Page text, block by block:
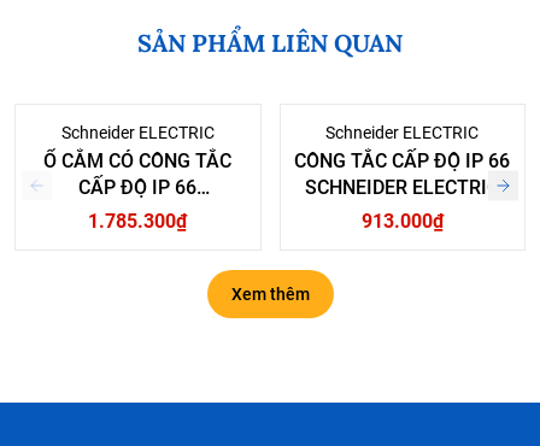
SẢN PHẨM LIÊN QUAN
Schneider ELECTRIC
Ổ CẮM CÓ CÔNG TẮC
CẤP ĐỘ IP 66
SCHNEIDER ELECTRIC
1.785.300₫
Schneider ELECTRIC
CÔNG TẮC CẤP ĐỘ IP 66
SCHNEIDER ELECTRIC
913.000₫
Xem thêm